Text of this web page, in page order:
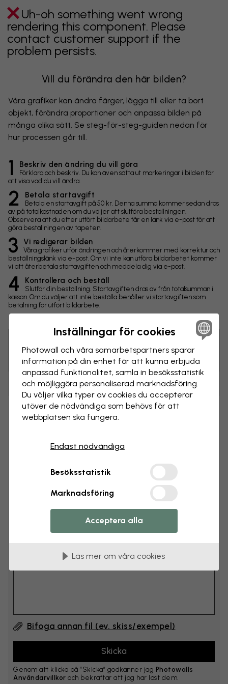
Uh-oh something went wrong
rendering this component. Please
contact customer support if the
problem persists.
Vill du förändra den här bilden?
Våra grafiker kan ändra färger, lägga till eller ta bort
objekt, förändra proportioner och anpassa bilden på
många olika sätt. Se steg-för-steg-guiden nedan för
hur processen går till.
1 Beskriv den ändring du vill göra
Förklara och beskriv. Du kan även sätta ut markeringar i bilden för
att visa vad du vill ändra.
2 Betala startavgift
Betala en startavgift på 50 kr. Denna summa kommer sedan dras
av på totalkostnaden om du väljer att slutföra beställningen.
Observera att du efter utfört bildarbete får en länk via e-post för att
göra beställningen av tapeten.
3 Vi redigerar bilden
Våra grafiker utför ändringen och återkommer med korrektur och
beställningslänk via e-post. Om vi inte kan utföra bildarbetet kommer
vi att återbetala startavgiften och meddela dig via e-post.
4 Kontrollera och beställ
Slutför din beställning. Startavgiften dras av från totalsumman i
kassan. Om du väljer att inte beställa behåller vi startavgiften som
betalning för utfört bildarbete.
Ändringar
Storlek
Lägg till kommentar
Kommentar #1
Bifoga annan fil (ev. skiss/exempel)
Genom att klicka på ”Skicka” godkänner jag Photowalls
Användarvillkor och bekräftar att jag har läst dem.
Tips! Du kan klicka på bilden för att göra en markering och
skriva en kommentar.
Inställningar för cookies
Photowall och våra samarbets­partners sparar
information på din enhet för att kunna erbjuda
anpassad funktionalitet, samla in besöks­statistik
och möjliggöra personaliserad marknads­föring.
Du väljer vilka typer av cookies du accepterar
utöver de nödvändiga som behövs för att
webbplatsen ska fungera.
Endast nödvändiga
Besöksstatistik
Marknadsföring
Acceptera alla
Läs mer om våra cookies